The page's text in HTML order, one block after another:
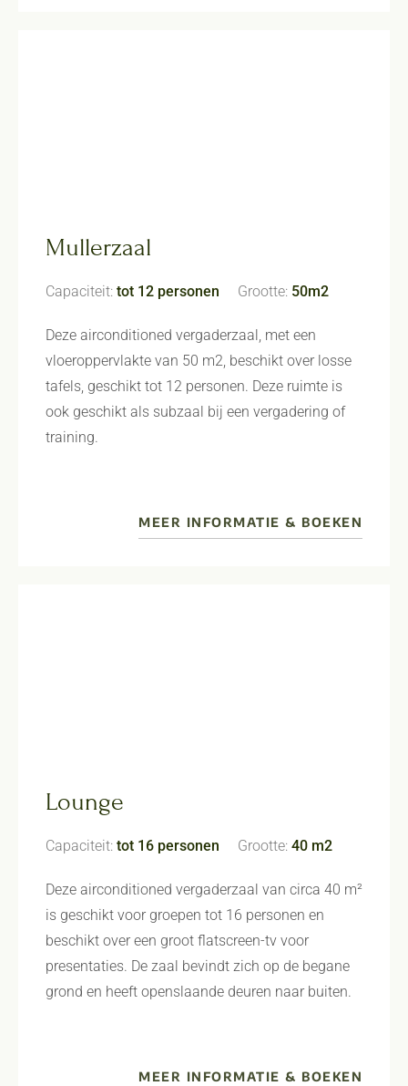
Mullerzaal
Capaciteit: tot 12 personen Grootte: 50m2
Deze airconditioned vergaderzaal, met een
vloeroppervlakte van 50 m2, beschikt over losse
tafels, geschikt tot 12 personen. Deze ruimte is
ook geschikt als subzaal bij een vergadering of
training.
MEER INFORMATIE & BOEKEN
Lounge
Capaciteit: tot 16 personen Grootte: 40 m2
Deze airconditioned vergaderzaal van circa 40 m²
is geschikt voor groepen tot 16 personen en
beschikt over een groot flatscreen-tv voor
presentaties. De zaal bevindt zich op de begane
grond en heeft openslaande deuren naar buiten.
MEER INFORMATIE & BOEKEN